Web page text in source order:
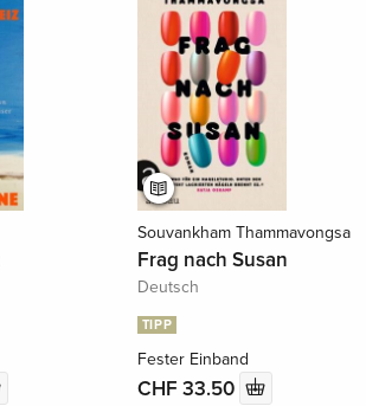
Souvankham Thammavongsa
Frag nach Susan
Deutsch
TIPP
Fester Einband
CHF 33.50